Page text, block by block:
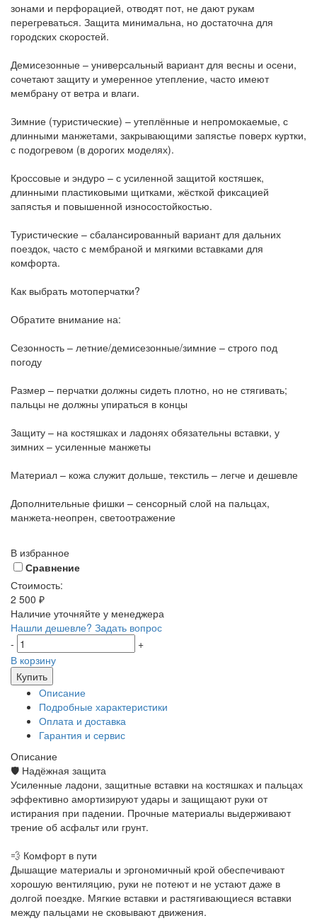
зонами и перфорацией, отводят пот, не дают рукам
перегреваться. Защита минимальна, но достаточна для
городских скоростей.
Демисезонные – универсальный вариант для весны и осени,
сочетают защиту и умеренное утепление, часто имеют
мембрану от ветра и влаги.
Зимние (туристические) – утеплённые и непромокаемые, с
длинными манжетами, закрывающими запястье поверх куртки,
с подогревом (в дорогих моделях).
Кроссовые и эндуро – с усиленной защитой костяшек,
длинными пластиковыми щитками, жёсткой фиксацией
запястья и повышенной износостойкостью.
Туристические – сбалансированный вариант для дальних
поездок, часто с мембраной и мягкими вставками для
комфорта.
Как выбрать мотоперчатки?
Обратите внимание на:
Сезонность – летние/демисезонные/зимние – строго под
погоду
Размер – перчатки должны сидеть плотно, но не стягивать;
пальцы не должны упираться в концы
Защиту – на костяшках и ладонях обязательны вставки, у
зимних – усиленные манжеты
Материал – кожа служит дольше, текстиль – легче и дешевле
Дополнительные фишки – сенсорный слой на пальцах,
манжета-неопрен, светоотражение
В избранное
Сравнение
Стоимость:
2 500 ₽
Наличие уточняйте у менеджера
Нашли дешевле? Задать вопрос
-
+
В корзину
Купить
Описание
Подробные характеристики
Оплата и доставка
Гарантия и сервис
Описание
🛡️ Надёжная защита
Усиленные ладони, защитные вставки на костяшках и пальцах
эффективно амортизируют удары и защищают руки от
истирания при падении. Прочные материалы выдерживают
трение об асфальт или грунт.
💨 Комфорт в пути
Дышащие материалы и эргономичный крой обеспечивают
хорошую вентиляцию, руки не потеют и не устают даже в
долгой поездке. Мягкие вставки и растягивающиеся вставки
между пальцами не сковывают движения.